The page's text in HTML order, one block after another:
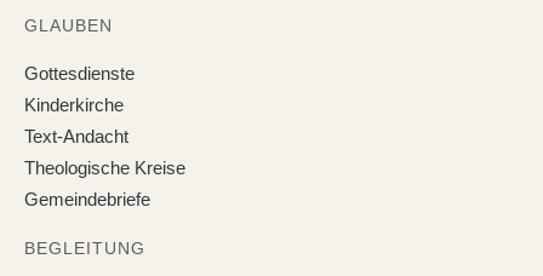
GLAUBEN
Gottesdienste
Kinderkirche
Text-Andacht
Theologische Kreise
Gemeindebriefe
BEGLEITUNG